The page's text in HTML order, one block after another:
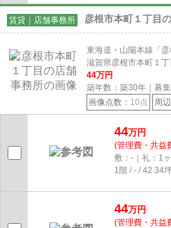
賃貸｜店舗事務所 彦根市本町１丁目
東海道・山陽本線「彦
滋賀県彦根市本町１丁
44万円
築年数：築30年｜募集
画像点数： 10点 周
44万円
(管理費・共益
敷：-｜礼：1
1階 / - / 42.34
44万円
(管理費・共益